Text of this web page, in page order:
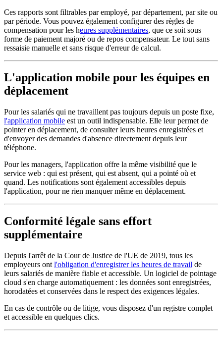
Ces rapports sont filtrables par employé, par département, par site ou
par période. Vous pouvez également configurer des règles de
compensation pour les heures supplémentaires, que ce soit sous
forme de paiement majoré ou de repos compensateur. Le tout sans
ressaisie manuelle et sans risque d'erreur de calcul.
L'application mobile pour les équipes en
déplacement
Pour les salariés qui ne travaillent pas toujours depuis un poste fixe,
l'application mobile est un outil indispensable. Elle leur permet de
pointer en déplacement, de consulter leurs heures enregistrées et
d'envoyer des demandes d'absence directement depuis leur
téléphone.
Pour les managers, l'application offre la même visibilité que le
service web : qui est présent, qui est absent, qui a pointé où et
quand. Les notifications sont également accessibles depuis
l'application, pour ne rien manquer même en déplacement.
Conformité légale sans effort
supplémentaire
Depuis l'arrêt de la Cour de Justice de l'UE de 2019, tous les
employeurs ont l'obligation d'enregistrer les heures de travail de
leurs salariés de manière fiable et accessible. Un logiciel de pointage
cloud s'en charge automatiquement : les données sont enregistrées,
horodatées et conservées dans le respect des exigences légales.
En cas de contrôle ou de litige, vous disposez d'un registre complet
et accessible en quelques clics.